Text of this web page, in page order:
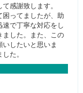
感謝致します。
ってましたが、助
で丁寧な対応をし
ました。また、この
したいと思いま
た。